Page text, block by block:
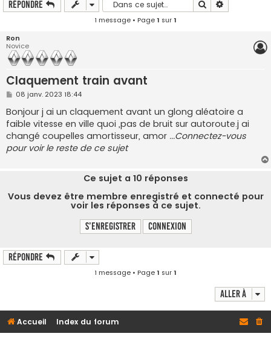
r
Répondre Rechercher
1 message • Page1 sur1
Ron
Novice
Claquement train avant
M
s
s
a
g
e
08 janv. 2023 18:44
Bonjour j ai un claquement avant un glong aléatoire a
faible vitesse en ville quoi ,pas de bruit sur autoroute.j ai
changé coupelles amortisseur, amor ...Connectez-vous
pour voir le reste de ce sujet
Ce sujet a 10 réponses
Vous devez être membre enregistré et connecté pour
voir les réponses à ce sujet.
S’enregistrer Connexion
Répondre
1 message • Page1 sur1
Aller à
Accueil Index du forum